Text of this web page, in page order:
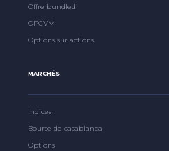
Offre bundled
OPCVM
Options sur actions
MARCHÉS
Indices
Bourse de casablanca
Options